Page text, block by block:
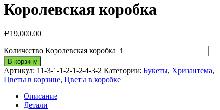
Королевская коробка
Р19,000.00
Количество Королевская коробка
В корзину
Артикул: 11-3-1-1-2-1-2-4-3-2 Категории: Букеты, Хризантема,
Цветы в корзине, Цветы в коробке
Описание
Детали